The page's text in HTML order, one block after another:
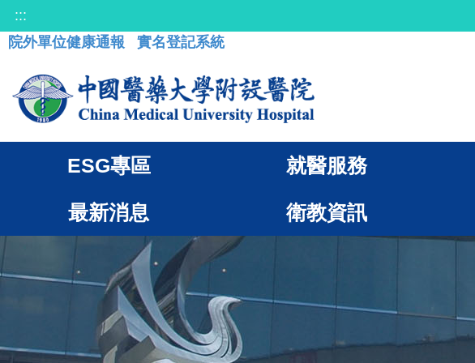
:::
院外單位健康通報
實名登記系統
ESG專區 就醫服務
最新消息 衛教資訊